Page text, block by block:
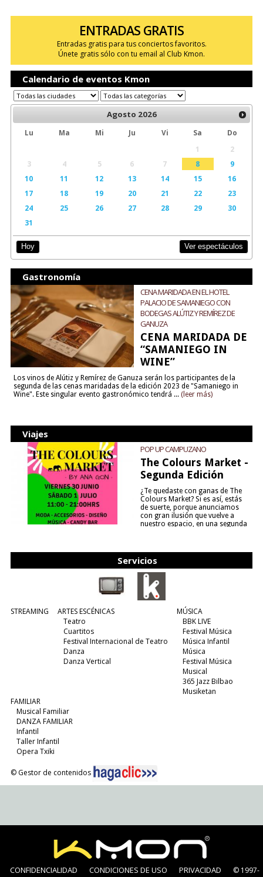
ENTRADAS GRATIS
Entradas gratis para tus conciertos favoritos.
Únete gratis sólo con tu email al Club Kmon.
Calendario de eventos Kmon
Agosto 2026
Lu Ma Mi Ju Vi Sa
Do
1
2
3
4 5 6 7 8
9
10
11 12 13 14 15
16
17
18 19 20 21 22
23
24
25 26 27 28 29
30
31
Hoy Ver espectáculos
Gastronomía
CENA MARIDADA EN EL HOTEL
PALACIO DE SAMANIEGO CON
BODEGAS ALÚTIZ Y REMÍREZ DE
GANUZA
CENA MARIDADA DE
“SAMANIEGO IN
WINE”
Los vinos de Alútiz y Remírez de Ganuza serán los participantes de la
segunda de las cenas maridadas de la edición 2023 de "Samaniego in
Wine". Este singular evento gastronómico tendrá ... (leer más)
Viajes
POP UP CAMPUZANO
The Colours Market -
Segunda Edición
¿Te quedaste con ganas de The
Colours Market? Si es así, estás
de suerte, porque anunciamos
con gran ilusión que vuelve a
nuestro espacio, en una segunda
Servicios
STREAMING
ARTES ESCÉNICAS
Teatro
Cuartitos
Festival Internacional de Teatro
Danza
Danza Vertical
MÚSICA
BBK LIVE
Festival Música
Música Infantil
Música
Festival Música
Musical
365 Jazz Bilbao
Musiketan
FAMILIAR
Musical Familiar
DANZA FAMILIAR
Infantil
Taller Infantil
Opera Txiki
© Gestor de contenidos
CONFIDENCIALIDAD CONDICIONES DE USO PRIVACIDAD
© 1997-